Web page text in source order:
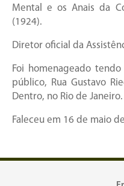
Mental e os Anais da
(1924).
Diretor oficial da
Foi homenageado
público, Rua Gustavo
Dentro, no Rio de Janeiro.
Faleceu em 16 de maio